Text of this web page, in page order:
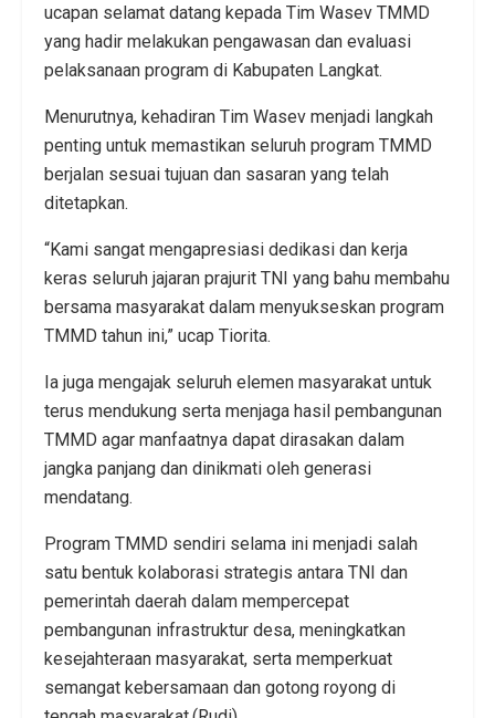
ucapan selamat datang kepada Tim Wasev TMMD
yang hadir melakukan pengawasan dan evaluasi
pelaksanaan program di Kabupaten Langkat.
Menurutnya, kehadiran Tim Wasev menjadi langkah
penting untuk memastikan seluruh program TMMD
berjalan sesuai tujuan dan sasaran yang telah
ditetapkan.
“Kami sangat mengapresiasi dedikasi dan kerja
keras seluruh jajaran prajurit TNI yang bahu membahu
bersama masyarakat dalam menyukseskan program
TMMD tahun ini,” ucap Tiorita.
Ia juga mengajak seluruh elemen masyarakat untuk
terus mendukung serta menjaga hasil pembangunan
TMMD agar manfaatnya dapat dirasakan dalam
jangka panjang dan dinikmati oleh generasi
mendatang.
Program TMMD sendiri selama ini menjadi salah
satu bentuk kolaborasi strategis antara TNI dan
pemerintah daerah dalam mempercepat
pembangunan infrastruktur desa, meningkatkan
kesejahteraan masyarakat, serta memperkuat
semangat kebersamaan dan gotong royong di